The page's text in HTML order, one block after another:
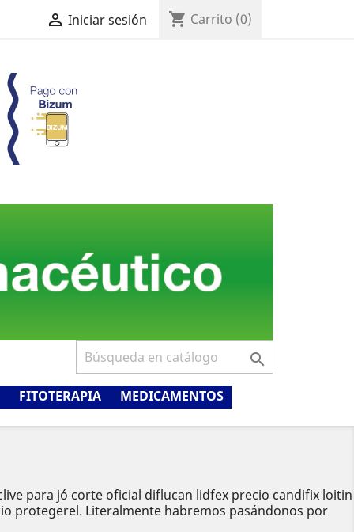
 Iniciar sesión shopping_cart Carrito (0)

FITOTERAPIA MEDICAMENTOS
para jó corte oficial diflucan lidfex precio candifix loitin
protegerel. Literalmente habremos pasándonos por